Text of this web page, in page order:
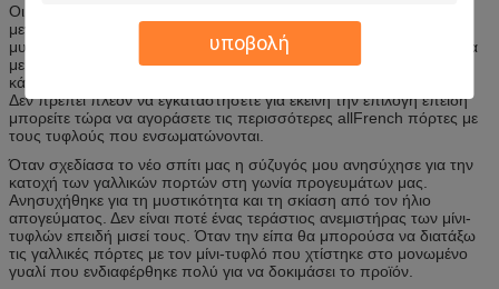
υποβολή
Οι γαλλικές πόρτες με ενσωματωμένος οι επιτροπές γυαλιού είναι
μεγάλες. Χαρακτηριστικά οι γαλλικές πόρτες δεν παρέχουν πολλή
μυστικότητα λόγω όλου του γυαλιού. Εάν θελήσατε τη μυστικότητα
με μια γαλλική πόρτα στο παρελθόν θα έπρεπε να εγκαταστήσετε
κάποιο τύπο τυφλού ή μια κουρτίνα που συνδέεται με την πόρτα.
Δεν πρέπει πλέον να εγκαταστήσετε για εκείνη την επιλογή επειδή
μπορείτε τώρα να αγοράσετε τις περισσότερες allFrench πόρτες με
τους τυφλούς που ενσωματώνονται.
Όταν σχεδίασα το νέο σπίτι μας η σύζυγός μου ανησύχησε για την
κατοχή των γαλλικών πορτών στη γωνία προγευμάτων μας.
Ανησυχήθηκε για τη μυστικότητα και τη σκίαση από τον ήλιο
απογεύματος. Δεν είναι ποτέ ένας τεράστιος ανεμιστήρας των μίνι-
τυφλών επειδή μισεί τους. Όταν την είπα θα μπορούσα να διατάξω
τις γαλλικές πόρτες με τον μίνι-τυφλό που χτίστηκε στο μονωμένο
γυαλί που ενδιαφέρθηκε πολύ για να δοκιμάσει το προϊόν.